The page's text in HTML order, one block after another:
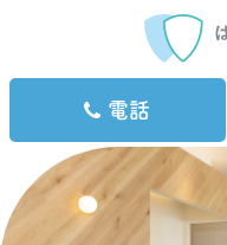
電話